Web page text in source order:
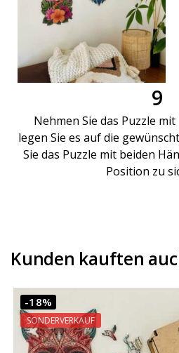
9
Nehmen Sie das Puzzle
legen Sie es auf die
Sie das Puzzle mit beiden
Position zu
Kunden kauften
-18%
SONDERVERKAUF